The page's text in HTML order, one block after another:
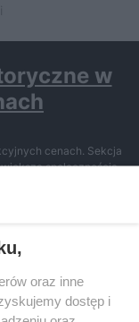
w
cenach. Sekcja
społecznością
wybierać spośród
oraz inne
dostęp i